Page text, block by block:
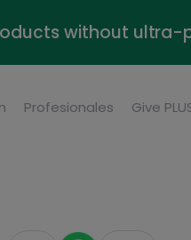
without ultra-
Profesionales Give